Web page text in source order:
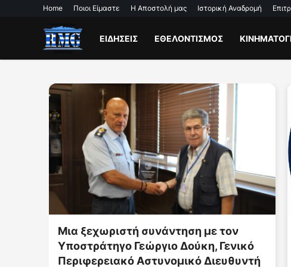
Home Ποιοι Είμαστε Η Αποστολή μας Ιστορική Αναδρομή
ΕΙΔΗΣΕΙΣ ΕΘΕΛΟΝΤΙΣΜΟΣ
HELP FIREFIGHTERS 25.460 φιάλες
νερού και ισοτονικών – 10
οργανωμένες αποστολές για τη